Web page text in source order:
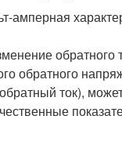
амперная
обратного
обратного
ток),